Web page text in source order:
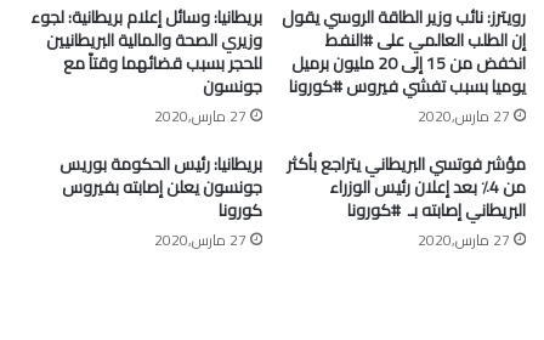
رويترز: نائب وزير الطاقة الروسي يقول
إن الطلب العالمي على #النفط
انخفض من 15 إلى 20 مليون برميل
يوميا بسبب تفشي فيروس #كورونا
27 مارس,2020
بريطانيا: وسائل إعلام بريطانية: لجوء
وزيري الصحة والمالية البريطانيين
للحجر بسبب قضائهما وقتاً مع
جونسون
27 مارس,2020
مؤشر فوتسي البريطاني يتراجع بأكثر
من 4٪ بعد إعلان رئيس الوزراء
البريطاني إصابته بـ ⁧ #كورونا⁩
27 مارس,2020
بريطانيا: رئيس الحكومة بوريس
جونسون يعلن إصابته بفيروس
كورونا
27 مارس,2020